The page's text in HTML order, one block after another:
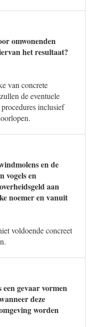
omwonenden
het resultaat?
van concrete
de eventuele
inclusief
en de
vogels en
aan
noemer en vanuit
voldoende concreet
gevaar vormen
deze
worden